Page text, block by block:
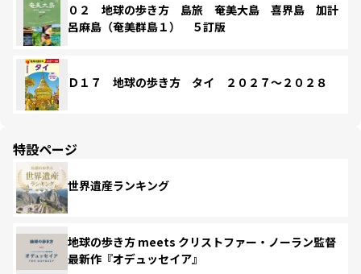
０２ 地球の歩き方 島旅 奄美大島 喜界島 加計
呂麻島（奄美群島１） ５訂版
Ｄ１７ 地球の歩き方 タイ ２０２７～２０２８
特設ページ
世界遺産ランキング
地球の歩き方 meets クリストファー・ノーラン監督
最新作『オデュッセイア』